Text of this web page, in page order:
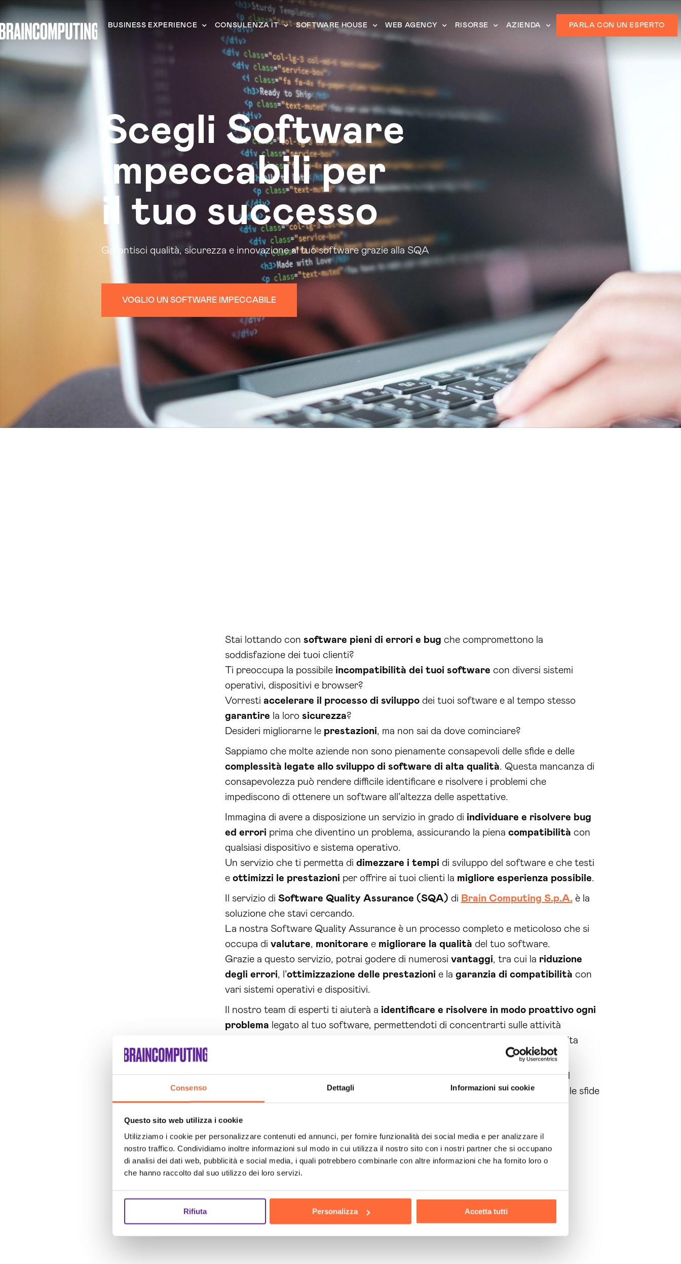
Consenso Dettagli Informazioni sui cookie
Questo sito web utilizza i cookie
Utilizziamo i cookie per personalizzare contenuti ed annunci, per fornire funzionalità dei social media e per analizzare il
nostro traffico. Condividiamo inoltre informazioni sul modo in cui utilizza il nostro sito con i nostri partner che si occupano
di analisi dei dati web, pubblicità e social media, i quali potrebbero combinarle con altre informazioni che ha fornito loro o
che hanno raccolto dal suo utilizzo dei loro servizi.
Rifiuta Personalizza Accetta tutti
BUSINESS EXPERIENCE CONSULENZA IT SOFTWARE HOUSE WEB AGENCY RISORSE AZIENDA PARLA CON UN ESPERTO
Scegli Software
impeccabili per
il tuo successo
Garantisci qualità, sicurezza e innovazione al tuo software grazie alla SQA
VOGLIO UN SOFTWARE IMPECCABILE
Stai lottando con software pieni di errori e bug che compromettono la
soddisfazione dei tuoi clienti?
Ti preoccupa la possibile incompatibilità dei tuoi software con diversi sistemi
operativi, dispositivi e browser?
Vorresti accelerare il processo di sviluppodei tuoi software e al tempo stesso
garantire la loro sicurezza?
Desideri migliorarne le prestazioni, ma non sai da dove cominciare?
Sappiamo che molte aziende non sono pienamente consapevoli delle sfide e delle
complessità legate allo sviluppo di software di alta qualità. Questa mancanza di
consapevolezza può rendere difficile identificare e risolvere i problemi che
impediscono di ottenere un software all’altezza delle aspettative.
Immagina di avere a disposizione un servizio in grado di individuare e risolvere bug
ed errori prima che diventino un problema, assicurando la piena compatibilità con
qualsiasi dispositivo e sistema operativo.
Un servizio che ti permetta di dimezzare i tempi di sviluppo del software e che testi
e ottimizzi le prestazioni per offrire ai tuoi clienti la migliore esperienza possibile.
Il servizio di Software Quality Assurance (SQA) di Brain Computing S.p.A. è la
soluzione che stavi cercando.
La nostra Software Quality Assurance è un processo completo e meticoloso che si
occupa di valutare, monitorare e migliorare la qualità del tuo software.
Grazie a questo servizio, potrai godere di numerosi vantaggi, tra cui la riduzione
degli errori, l’ottimizzazione delle prestazioni e la garanzia di compatibilità con
vari sistemi operativi e dispositivi.
Il nostro team di esperti ti aiuterà a identificare e risolvere in modo proattivo ogni
problema legato al tuo software, permettendoti di concentrarti sulle attività
principali della tua azienda e di offrire ai tuoi clienti un prodotto affidabile e di alta
Non lasciare che le difficoltà ti ostacolino nel raggiungere il successo: affidati al
servizio di Software Quality Assurance di Brain Computing S.p.A. e trasforma le sfide
in opportunità!